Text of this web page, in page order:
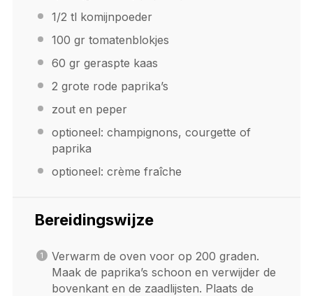
1/2 tl komijnpoeder
100 gr tomatenblokjes
60 gr geraspte kaas
2 grote rode paprika’s
zout en peper
optioneel: champignons, courgette of
paprika
optioneel: crème fraîche
Bereidingswijze
Verwarm de oven voor op 200 graden.
Maak de paprika’s schoon en verwijder de
bovenkant en de zaadlijsten. Plaats de